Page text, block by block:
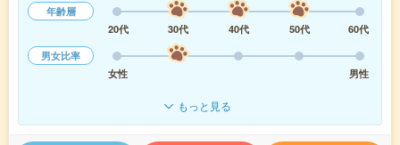
年齢層
20代
30代 40代 50代
60代
男女比率
女性
男性
もっと見る